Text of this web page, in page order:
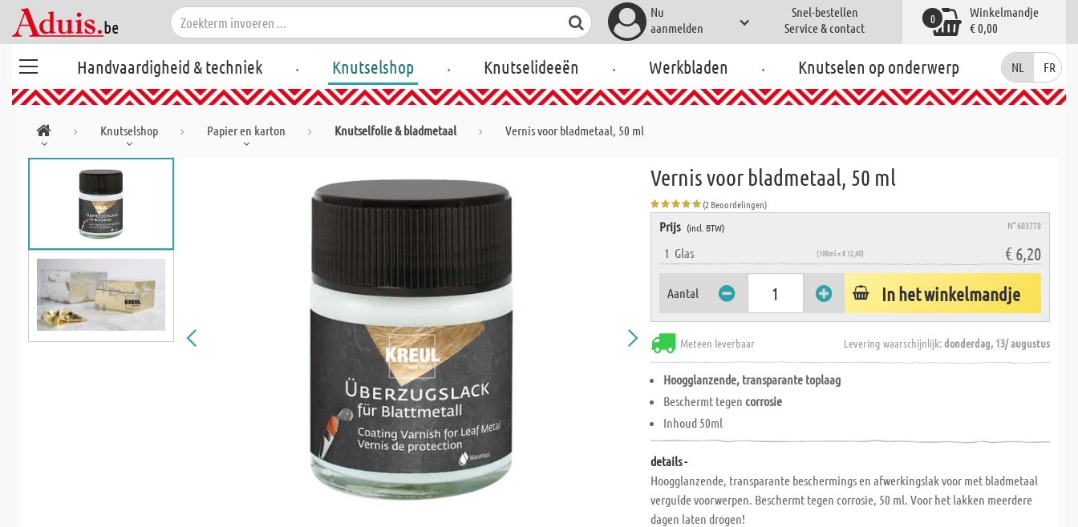
Nu
aanmelden
Snel-bestellen
Service & contact
Winkelmandje
€ 0,00
0
Handvaardigheid & techniek . Knutselshop . Knutselideeën . Werkbladen . Knutselen op onderwerp NL FR
Knutselshop Papier en karton Knutselfolie & bladmetaal Vernis voor bladmetaal, 50 ml
Vernis voor bladmetaal, 50 ml
(2 Beoordelingen)
Prijs (incl. BTW) N° 603778
1 Glas (100ml = € 12,40) € 6,20
Aantal In het winkelmandje
Meteen leverbaar Levering waarschijnlijk:donderdag, 13/ augustus
Hoogglanzende, transparante toplaag
Beschermt tegencorrosie
Inhoud 50ml
details -
Hoogglanzende, transparante beschermings en afwerkingslak voor met bladmetaal
vergulde voorwerpen. Beschermt tegen corrosie, 50 ml. Voor het lakken meerdere
dagen laten drogen!